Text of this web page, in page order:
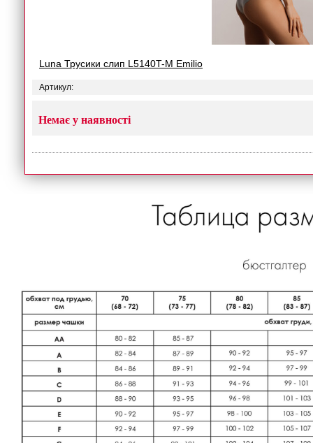
Luna Трусики слип L5140T-M Emilio
Артикул:
Немає у наявності